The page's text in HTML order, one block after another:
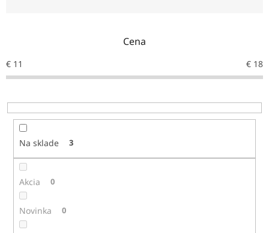
r
o
u
k
Cena
€ 11 € 18
Na sklade 3
Akcia 0
Novinka 0